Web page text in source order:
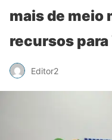
mais de meio
recursos
Editor2